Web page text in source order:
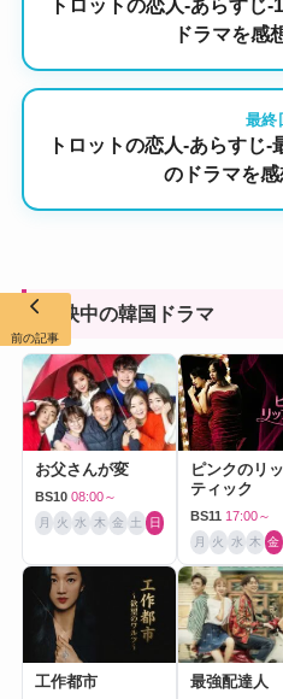
トロットの恋人-あらすじ
ドラマを感
最終
トロットの恋人-あらすじ
のドラマを感
放映中の韓国ドラマ
お父さんが変
BS10 08:00～
月 火 水 木 金 土 日
ピンクのリ
ティック
BS11 17:00～
月 火 水 木 金
工作都市 最強配達人
前の記事